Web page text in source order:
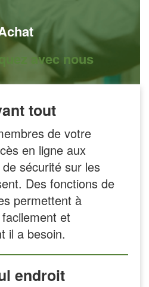
avec nous
tout
de votre
en ligne aux
sécurité sur les
Des fonctions de
permettent à
et
il a besoin.
endroit